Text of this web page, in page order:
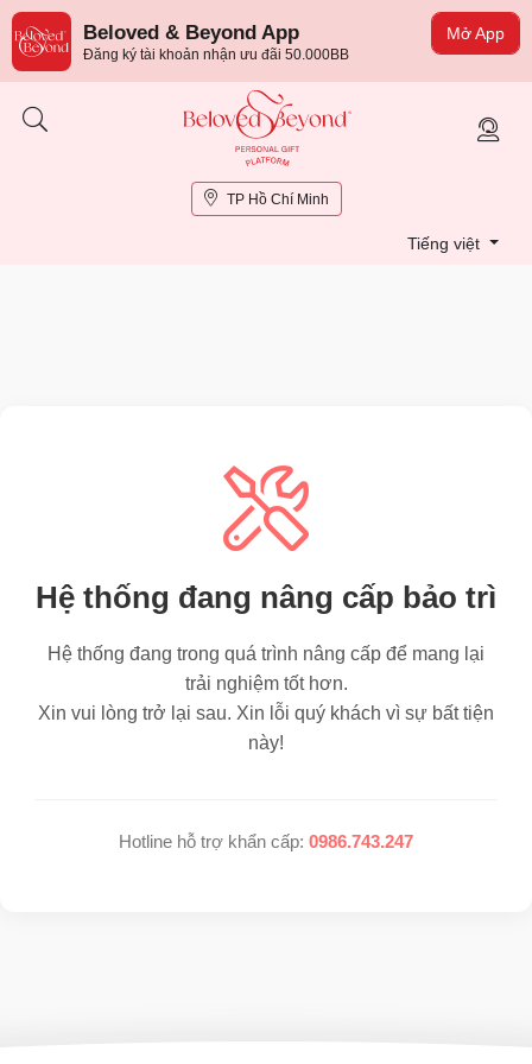
Mở App
Beloved & Beyond App
Đăng ký tài khoản nhận ưu đãi 50.000BB
TP Hồ Chí Minh
Tiếng việt
Hệ thống đang nâng cấp bảo trì
Hệ thống đang trong quá trình nâng cấp để mang lại
trải nghiệm tốt hơn.
Xin vui lòng trở lại sau. Xin lỗi quý khách vì sự bất tiện
này!
Hotline hỗ trợ khẩn cấp: 0986.743.247